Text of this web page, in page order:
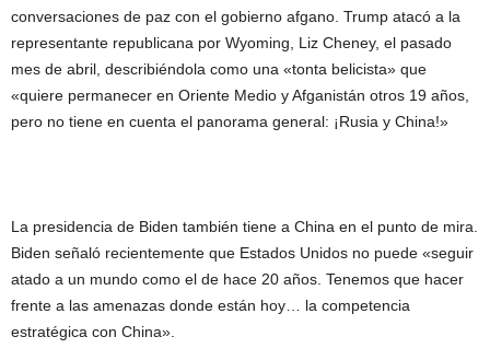
conversaciones de paz con el gobierno afgano. Trump atacó a la
representante republicana por Wyoming, Liz Cheney, el pasado
mes de abril, describiéndola como una «tonta belicista» que
«quiere permanecer en Oriente Medio y Afganistán otros 19 años,
pero no tiene en cuenta el panorama general: ¡Rusia y China!»
La presidencia de Biden también tiene a China en el punto de mira.
Biden señaló recientemente que Estados Unidos no puede «seguir
atado a un mundo como el de hace 20 años. Tenemos que hacer
frente a las amenazas donde están hoy… la competencia
estratégica con China».